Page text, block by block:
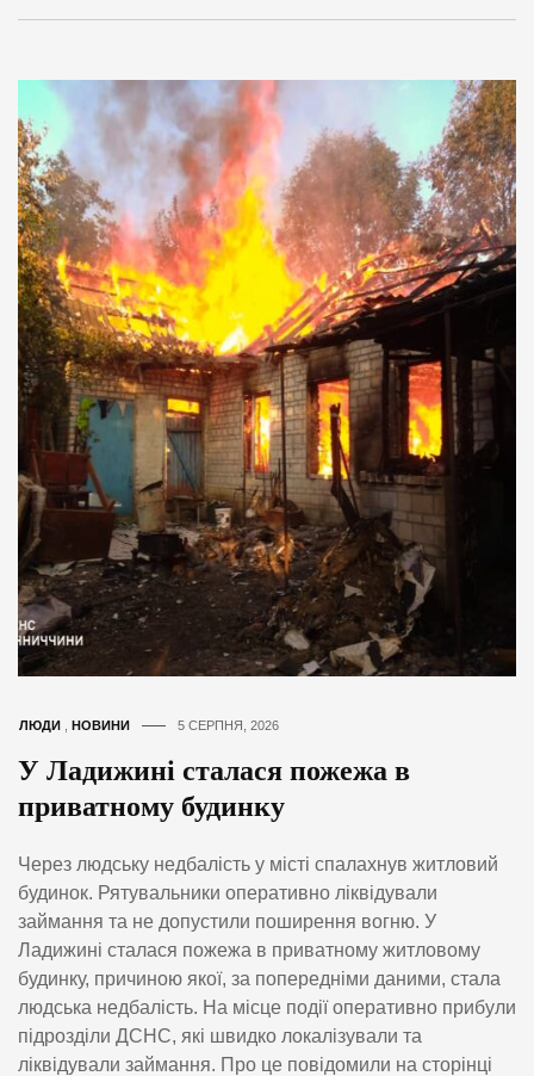
ЛЮДИ НОВИНИ 5 СЕРПНЯ, 2026
У Ладижині сталася пожежа в
приватному будинку
Через людську недбалість у місті спалахнув житловий
будинок. Рятувальники оперативно ліквідували
займання та не допустили поширення вогню. У
Ладижині сталася пожежа в приватному житловому
будинку, причиною якої, за попередніми даними, стала
людська недбалість. На місце події оперативно прибули
підрозділи ДСНС, які швидко локалізували та
ліквідували займання. Про це повідомили на сторінці